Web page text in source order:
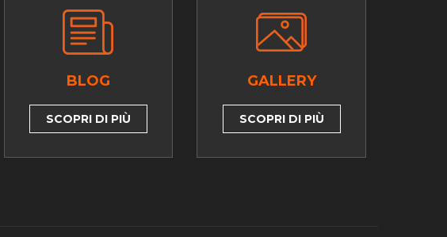
BLOG
SCOPRI DI PIÙ
GALLERY
SCOPRI DI PIÙ